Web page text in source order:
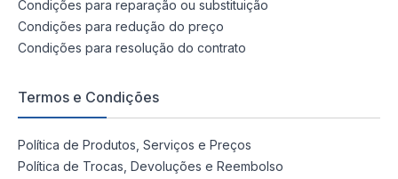
Condições para reparação ou substituição
Condições para redução do preço
Condições para resolução do contrato
Termos e Condições
Política de Produtos, Serviços e Preços
Política de Trocas, Devoluções e Reembolso